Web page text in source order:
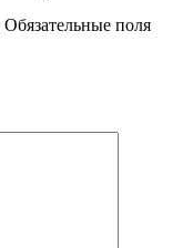
Обязательные поля